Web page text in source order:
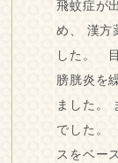
飛蚊症が
め、 漢方
した。
膀胱炎を
ました。
でした。
スをベー